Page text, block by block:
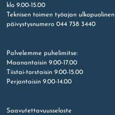
klo 9.00-15.00
Teknisen toimen työajan ulkopuolinen
päivystysnumero 044 738 3440
Palvelemme puhelimitse:
Maanantaisin 9.00-17.00
Tiistai-torstaisin 9.00-15.00
Perjantaisin 9.00-14.00
Saavutettavuusseloste